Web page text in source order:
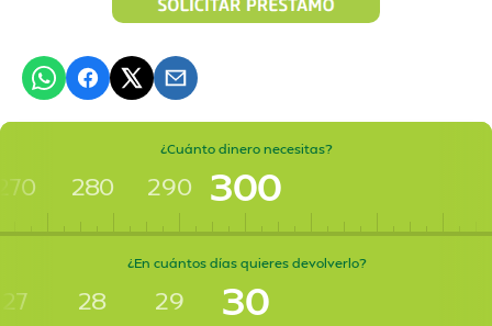
¿Cuánto dinero necesitas?
280 290 300
¿En cuántos días quieres devolverlo?
27 28 29 30